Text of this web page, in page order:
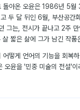
아온 오윤은 1986년 5월
두 달 뒤인 6월, 부산공간
그는, 전시가 끝나고 2주
살 짧은 삶에 그가 남긴 작
어떻게 언어의 기능을 회복
오윤을 '민중 미술의 전설'이